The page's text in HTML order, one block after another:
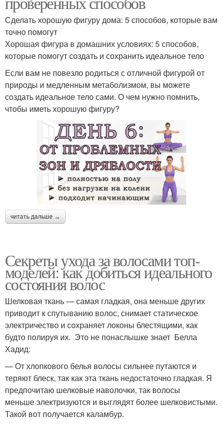
Сделать хорошую фигуру дома: 5 способов, которые вам
точно помогут
Хорошая фигура в домашних условиях: 5 способов,
которые помогут создать и сохранить идеальное тело
Если вам не повезло родиться с отличной фигурой от
природы и медленным метаболизмом, вы можете
создать идеальное тело сами. О чем нужно помнить,
чтобы иметь хорошую фигуру?
читать дальше →
Секреты ухода за волосами топ-
моделей: как добиться идеального
состояния волос
Шелковая ткань — самая гладкая, она меньше других
приводит к спутыванию волос, снимает статическое
электричество и сохраняет локоны блестящими, как
будто полируя их. Это не понаслышке знает Белла
Хадид:
— От хлопкового белья волосы сильнее путаются и
теряют блеск, так как эта ткань недостаточно гладкая. Я
предпочитаю шелковые наволочки, так волосы
меньше электризуются и выглядят более шелковистыми.
Такой вот получается каламбур.